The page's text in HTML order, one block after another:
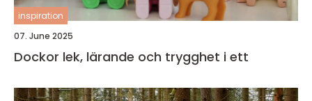
inspiration
07. June 2025
Dockor lek, lärande och trygghet i ett